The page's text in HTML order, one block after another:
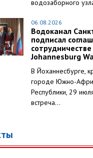
водозаборного
06.08.2026
Водоканал
подписал
Johannesburg
В Йоханнесбурге,
городе Южно-
Республики, 29
встреча...